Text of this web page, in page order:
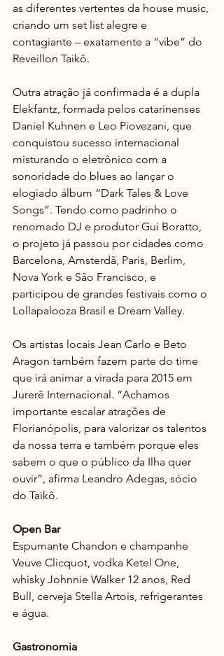
as diferentes vertentes da house music,
criando um set list alegre e
contagiante – exatamente a “vibe” do
Reveillon Taikô.
Outra atração já confirmada é a dupla
Elekfantz, formada pelos catarinenses
Daniel Kuhnen e Leo Piovezani, que
conquistou sucesso internacional
misturando o eletrônico com a
sonoridade do blues ao lançar o
elogiado álbum “Dark Tales & Love
Songs”. Tendo como padrinho o
renomado DJ e produtor Gui Boratto,
o projeto já passou por cidades como
Barcelona, Amsterdã, Paris, Berlim,
Nova York e São Francisco, e
participou de grandes festivais como o
Lollapalooza Brasil e Dream Valley.
Os artistas locais Jean Carlo e Beto
Aragon também fazem parte do time
que irá animar a virada para 2015 em
Jurerê Internacional. “Achamos
importante escalar atrações de
Florianópolis, para valorizar os talentos
da nossa terra e também porque eles
sabem o que o público da Ilha quer
ouvir”, afirma Leandro Adegas, sócio
do Taikô.
Open Bar
Espumante Chandon e champanhe
Veuve Clicquot, vodka Ketel One,
whisky Johnnie Walker 12 anos, Red
Bull, cerveja Stella Artois, refrigerantes
e água.
Gastronomia